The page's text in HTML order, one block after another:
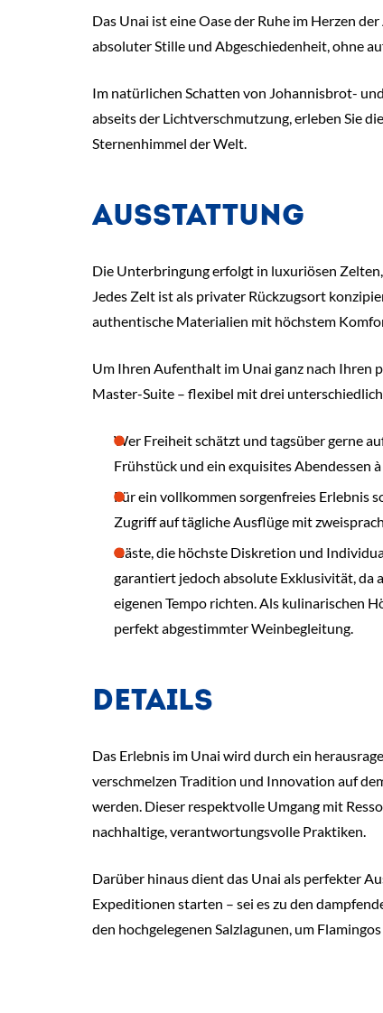
Das Unai ist eine Oase der Ruhe im Herzen
absoluter Stille und Abgeschiedenheit, ohne
Im natürlichen Schatten von Johannisbrot-
abseits der Lichtverschmutzung, erleben Sie
Sternenhimmel der Welt.
AUSSTATTUNG
Die Unterbringung erfolgt in luxuriösen
Jedes Zelt ist als privater Rückzugsort
authentische Materialien mit höchstem
Um Ihren Aufenthalt im Unai ganz nach Ihren
Master-Suite – flexibel mit drei
Wer Freiheit schätzt und tagsüber gerne
Frühstück und ein exquisites Abendessen
Für ein vollkommen sorgenfreies Erlebnis
Zugriff auf tägliche Ausflüge mit
Gäste, die höchste Diskretion und
garantiert jedoch absolute Exklusivität, da
eigenen Tempo richten. Als kulinarischen
perfekt abgestimmter Weinbegleitung.
DETAILS
Das Erlebnis im Unai wird durch ein
verschmelzen Tradition und Innovation auf
werden. Dieser respektvolle Umgang mit
nachhaltige, verantwortungsvolle Praktiken.
Darüber hinaus dient das Unai als perfekter
Expeditionen starten – sei es zu den
den hochgelegenen Salzlagunen, um